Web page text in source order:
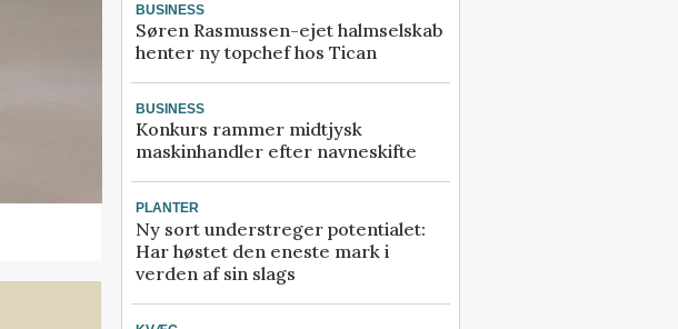
BUSINESS
Søren Rasmussen-ejet halmselskab
henter ny topchef hos Tican
BUSINESS
Konkurs rammer midtjysk
maskinhandler efter navneskifte
PLANTER
Ny sort understreger potentialet:
Har høstet den eneste mark i
verden af sin slags